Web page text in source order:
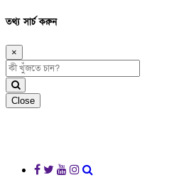
তথ্য সার্চ করুন
×
Close